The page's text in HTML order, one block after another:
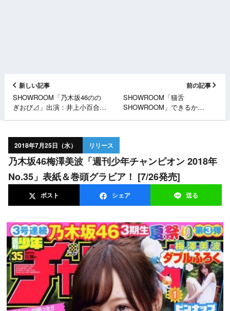
新しい記事
SHOWROOM「乃木坂46のの
ぎおび⊿」出演：井上小百合 /
前の記事
SHOWROOM「猫舌
SHOWROOM」できるか
2018年7月25日（水） リリース
乃木坂46梅澤美波「週刊少年チャンピオン 2018年
No.35」表紙＆巻頭グラビア！ [7/26発売]
ポスト シェア 送る